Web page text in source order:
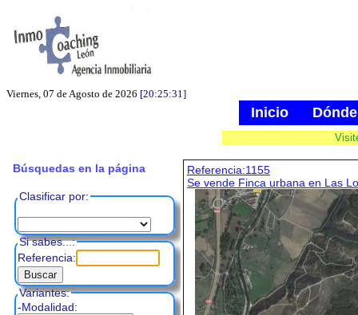
Viernes, 07 de Agosto de 2026 [20:25:32]
Inicio
Búsquedas en la página
Clasificar por:
Si sabes...:
Referencia:
Variantes:
-Modalidad:
Referencia:1155
Se vende Finca urbana en Las